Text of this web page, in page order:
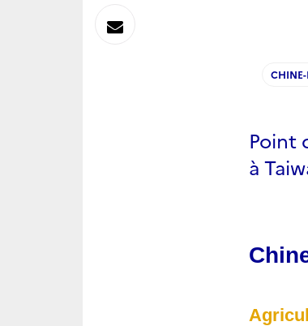
CHINE-
Point
à
sur
Envoyer